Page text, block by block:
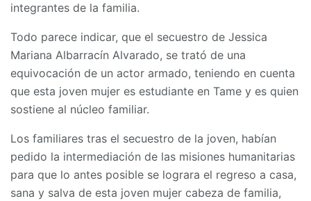
integrantes de la familia.
Todo parece indicar, que el secuestro de Jessica
Mariana Albarracín Alvarado, se trató de una
equivocación de un actor armado, teniendo en cuenta
que esta joven mujer es estudiante en Tame y es quien
sostiene al núcleo familiar.
Los familiares tras el secuestro de la joven, habían
pedido la intermediación de las misiones humanitarias
para que lo antes posible se lograra el regreso a casa,
sana y salva de esta joven mujer cabeza de familia,